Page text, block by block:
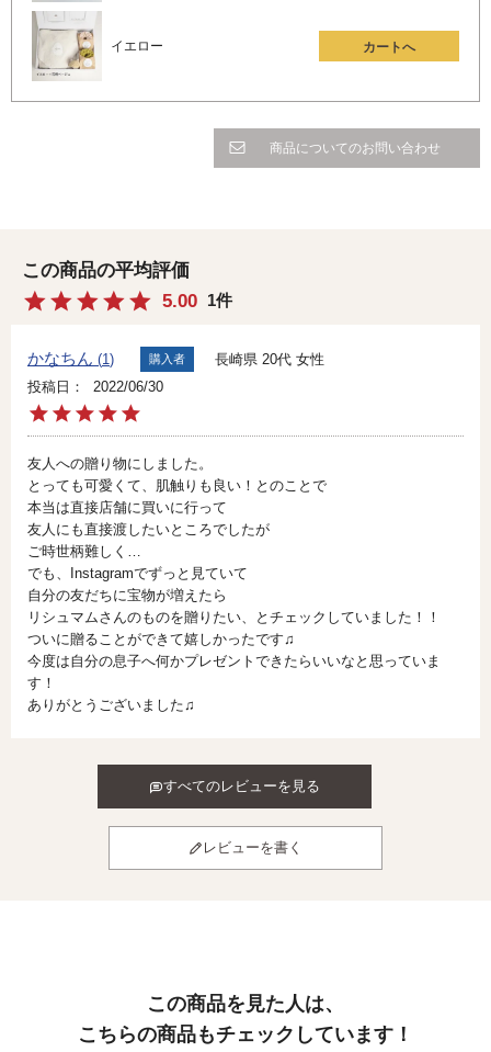
イエロー カートへ
商品についてのお問い合わせ
5.00 1
かなちん 1 購入者 長崎県 20代 女性
投稿日
2022/06/30
友人への贈り物にしました。
とっても可愛くて、肌触りも良い！とのことで
本当は直接店舗に買いに行って
友人にも直接渡したいところでしたが
ご時世柄難しく…
でも、Instagramでずっと見ていて
自分の友だちに宝物が増えたら
リシュマムさんのものを贈りたい、とチェックしていました！！
ついに贈ることができて嬉しかったです♫
今度は自分の息子へ何かプレゼントできたらいいなと思っていま
す！
ありがとうございました♫
すべてのレビューを見る
レビューを書く
この商品を見た人は、
こちらの商品もチェックしています！